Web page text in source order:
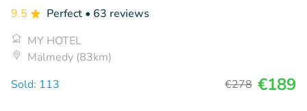
9.5 Perfect • 63 reviews
MY HOTEL
Malmedy (83km)
Sold: 113
€278 €189